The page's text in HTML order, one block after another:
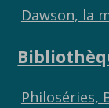
Dawson, la
Philoséries,